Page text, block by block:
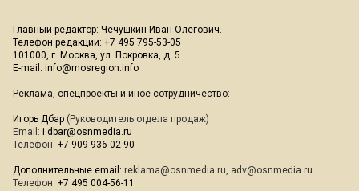
Главный редактор: Чечушкин Иван Олегович.
Телефон редакции: +7 495 795-53-05
101000, г. Москва, ул. Покровка, д. 5
E-mail: info@mosregion.info
Реклама, спецпроекты и иное сотрудничество:
Игорь Дбар (Руководитель отдела продаж)
Email: i.dbar@osnmedia.ru
Телефон: +7 909 936-02-90
Дополнительные email: reklama@osnmedia.ru, adv@osnmedia.ru
Телефон: +7 495 004-56-11